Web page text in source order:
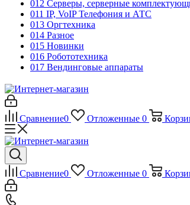
012 Серверы, серверные
011 IP, VoIP Телефония и АТС
013 Оргтехника
014 Разное
015 Новинки
016 Робототехника
017 Вендинговые аппараты
Сравнение0 Отложенные 0
Сравнение0 Отложенные 0